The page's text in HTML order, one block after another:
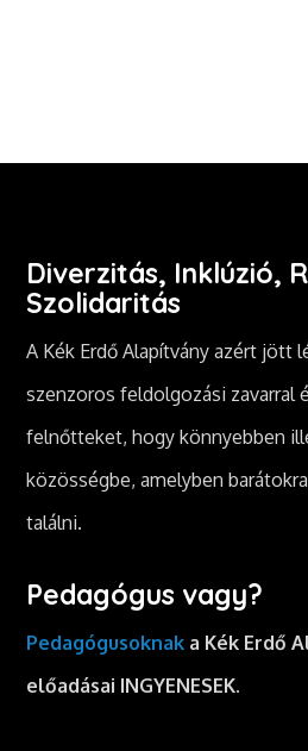
Diverzitás, Inklúzió,
Szolidaritás
A Kék Erdő Alapítvány azért jött
szenzoros feldolgozási zavarral
felnőtteket, hogy könnyebben
közösségbe, amelyben
találni.
Pedagógus vagy?
Pedagógusoknak a Kék Erdő
előadásai INGYENESEK.